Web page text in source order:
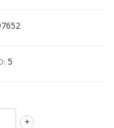
5
+